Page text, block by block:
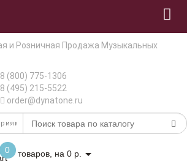
8 (800) 775-1306
8 (495) 215-5522
order@dynatone.ru
0 товаров, на 0 р.